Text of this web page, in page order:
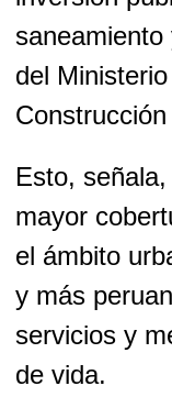
del
Esto,
mayor
el ámbito
y más
servicios y
de vida.